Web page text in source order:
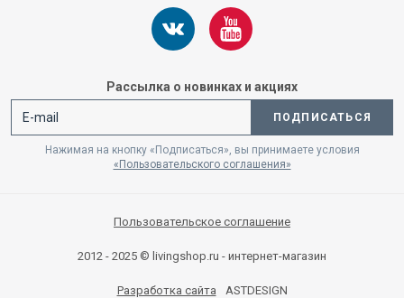
Рассылка о новинках и акциях
ПОДПИСАТЬСЯ
Нажимая на кнопку «Подписаться», вы принимаете условия
«Пользовательского соглашения»
Пользовательское соглашение
2012 - 2025 © livingshop.ru - интернет-магазин
Разработка сайта ASTDESIGN